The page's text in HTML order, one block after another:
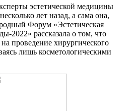
эстетической медицины
лет назад, а сама она,
Форум «Эстетическая
2022» рассказала о том, что
проведение хирургического
лишь косметологическими